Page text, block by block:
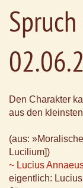
Den Charakter
aus den
(aus:
Lucilium])
~ Lucius
eigentlich: